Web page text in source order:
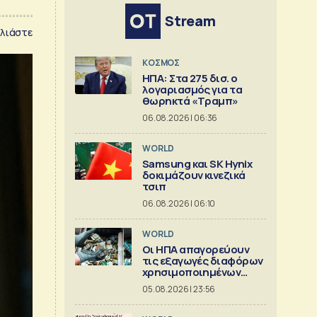
Stream
ΚΟΣΜΟΣ
ΗΠΑ: Στα 275 δισ. ο
λογαριασμός για τα
θωρηκτά «Τραμπ»
06.08.2026 | 06:36
WORLD
Samsung και SK Hynix
δοκιμάζουν κινεζικά
τσιπ
06.08.2026 | 06:10
WORLD
Οι ΗΠΑ απαγορεύουν
τις εξαγωγές διαφόρων
χρησιμοποιημένων
κρίσιμων ορυκτών
05.08.2026 | 23:56